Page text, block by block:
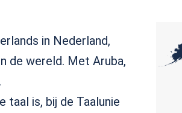
in Nederland,
de wereld. Met Aruba,
taal is, bij de Taalunie